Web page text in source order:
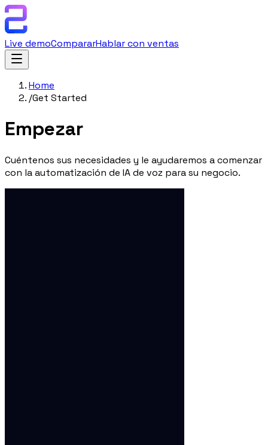
Live demoCompararHablar con ventas
Home
/Get Started
Empezar
Cuéntenos sus necesidades y le ayudaremos a comenzar
con la automatización de IA de voz para su negocio.